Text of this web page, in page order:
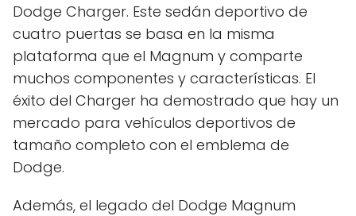
Dodge Charger. Este sedán deportivo de
cuatro puertas se basa en la misma
plataforma que el Magnum y comparte
muchos componentes y características. El
éxito del Charger ha demostrado que hay un
mercado para vehículos deportivos de
tamaño completo con el emblema de
Dodge.
Además, el legado del Dodge Magnum